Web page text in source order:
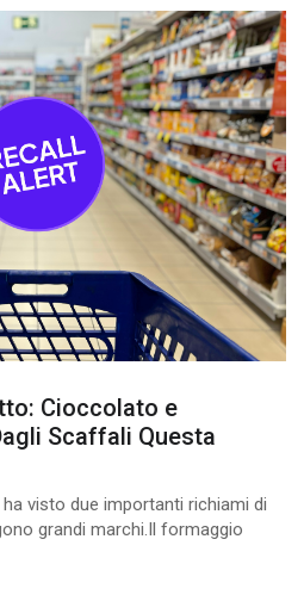
Cioccolato e
Scaffali Questa
visto due importanti richiami di
grandi marchi.Il formaggio